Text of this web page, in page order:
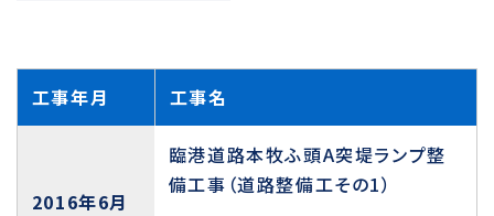
工事年月 工事名
2016年6月
臨港道路本牧ふ頭A突堤ランプ整
備工事（道路整備工その1）